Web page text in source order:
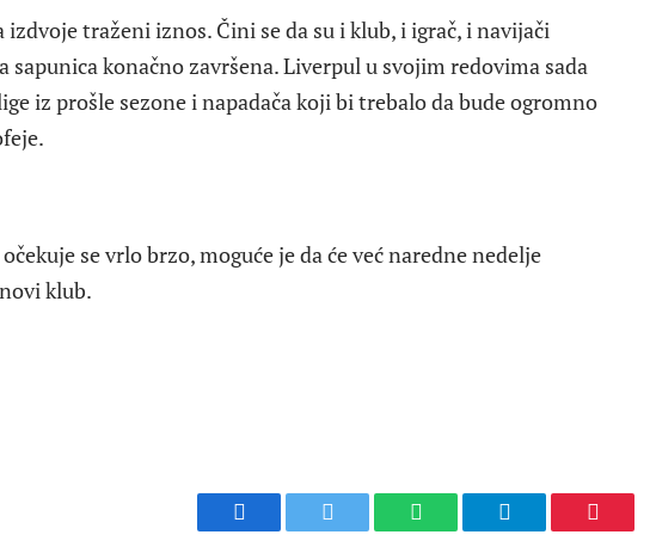
izdvoje traženi iznos. Čini se da su i klub, i igrač, i navijači
konačno završena. Liverpul u svojim redovima sada
iz prošle sezone i napadača koji bi trebalo da bude ogromno
se vrlo brzo, moguće je da će već naredne nedelje
klub.
Facebook Twitter WhatsAppTelegram Pinterest